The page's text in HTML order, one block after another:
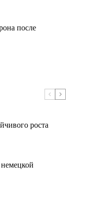
после
роста